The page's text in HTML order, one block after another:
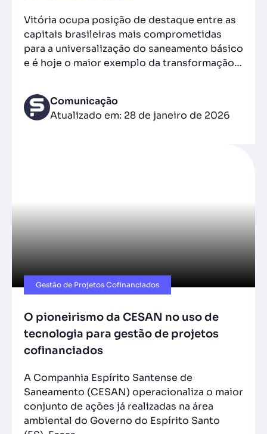
Vitória ocupa posição de destaque entre as
capitais brasileiras mais comprometidas
para a universalização do saneamento básico
e é hoje o maior exemplo da transformação…
Comunicação
Atualizado em: 28 de janeiro de 2026
Gestão de Projetos Cofinanciados
O pioneirismo da CESAN no uso de
tecnologia para gestão de projetos
cofinanciados
A Companhia Espírito Santense de
Saneamento (CESAN) operacionaliza o maior
conjunto de ações já realizadas na área
ambiental do Governo do Espírito Santo